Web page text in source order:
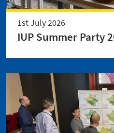
1st July 2026
IUP Summer Party